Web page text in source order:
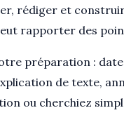
rédiger et
rapporter des
préparation :
de texte,
ou cherchiez